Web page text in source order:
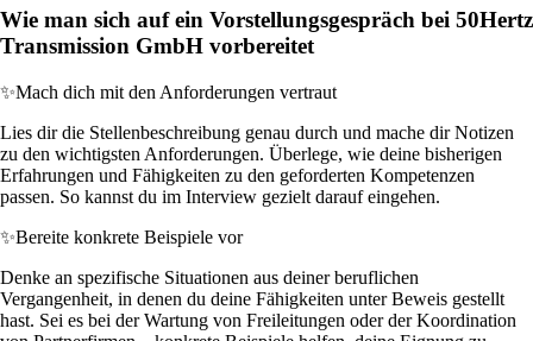
Wie man sich auf ein Vorstellungsgespräch bei 50Hertz
Transmission GmbH vorbereitet
✨Mach dich mit den Anforderungen vertraut
Lies dir die Stellenbeschreibung genau durch und mache dir Notizen
zu den wichtigsten Anforderungen. Überlege, wie deine bisherigen
Erfahrungen und Fähigkeiten zu den geforderten Kompetenzen
passen. So kannst du im Interview gezielt darauf eingehen.
✨Bereite konkrete Beispiele vor
Denke an spezifische Situationen aus deiner beruflichen
Vergangenheit, in denen du deine Fähigkeiten unter Beweis gestellt
hast. Sei es bei der Wartung von Freileitungen oder der Koordination